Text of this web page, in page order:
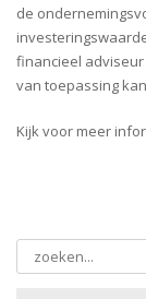
de
financieel
van toepassing
Kijk voor meer